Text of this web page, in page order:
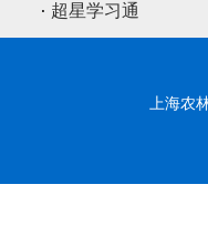
超星学习通
上海农